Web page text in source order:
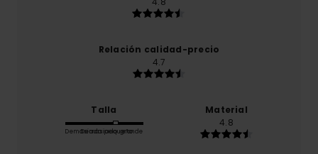
Relación calidad-precio
4.7
Talla
Demasiado pequeño
Demasiado grande
Material
4.8